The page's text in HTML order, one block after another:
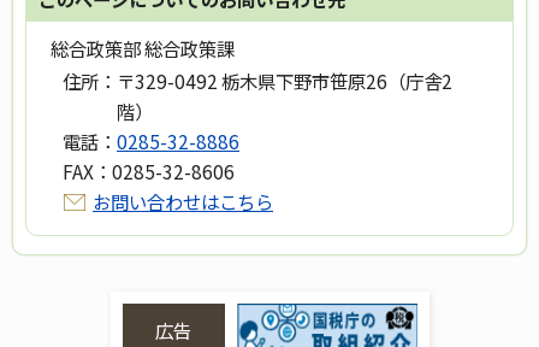
総合政策部 総合政策課
住所： 〒329-0492 栃木県下野市笹原26（庁舎2
階）
電話： 0285-32-8886
FAX： 0285-32-8606
お問い合わせはこちら
広告